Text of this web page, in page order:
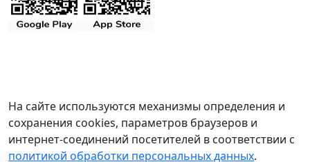
На сайте используются механизмы определения и
сохранения cookies, параметров браузеров и
интернет-соединений посетителей в соответствии с
политикой обработки персональных данных.